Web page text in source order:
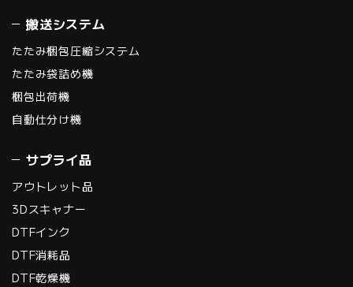
搬送システム
たたみ梱包圧縮システム
たたみ袋詰め機
梱包出荷機
自動仕分け機
サプライ品
アウトレット品
3Dスキャナー
DTFインク
DTF消耗品
DTF乾燥機